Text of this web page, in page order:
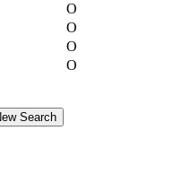
O
O
O
O